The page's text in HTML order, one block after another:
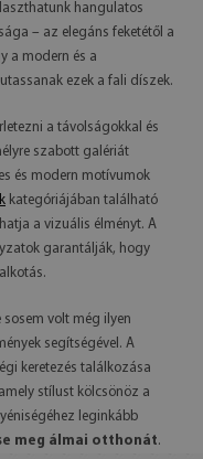
hangulatos
– az elegáns feketétől a
a modern és a
ezek a fali díszek.
a távolságokkal és
szabott galériát
és modern motívumok
kategóriájában található
a vizuális élményt. A
garantálják, hogy
volt még ilyen
segítségével. A
keretezés találkozása
stílust kölcsönöz a
leginkább
meg álmai otthonát.